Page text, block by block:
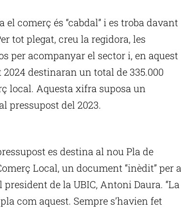
comerç és “cabdal” i es troba davant
tot plegat, creu la regidora, les
per acompanyar el sector i, en aquest
destinaran un total de 335.000
local. Aquesta xifra suposa un
pressupost del 2023.
es destina al nou Pla de
Local, un document “inèdit” per a
de la UBIC, Antoni Daura. “La
com aquest. Sempre s’havien fet